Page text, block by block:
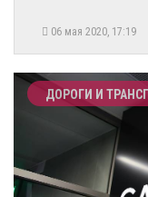
06 мая 2020, 17:19
ДОРОГИ И